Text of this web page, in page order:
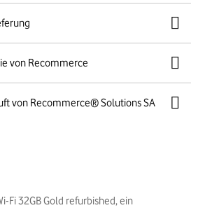
von Recommerce
von Recommerce® Solutions SA
Fi 32GB Gold refurbished, ein